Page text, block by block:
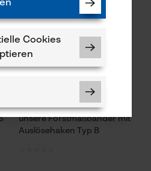
KOX Ersatz-Drehwirbel für
unsere Forstmaßbänder mit
Auslösehaken Typ B
Cookies